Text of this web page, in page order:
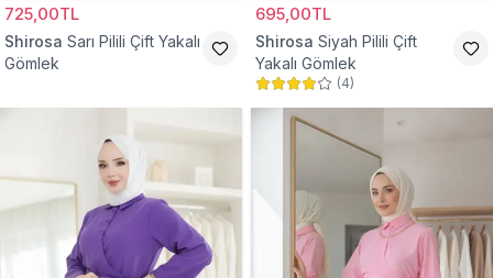
725,00TL
Shirosa Sarı Pilili Çift Yakalı
Gömlek
695,00TL
Shirosa Siyah Pilili Çift
Yakalı Gömlek
(4)